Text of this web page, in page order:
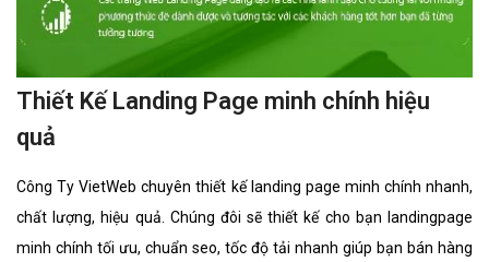
Thiết Kế Landing Page minh chính hiệu
quả
Công Ty VietWeb chuyên thiết kế landing page minh chính nhanh,
chất lượng, hiệu quả. Chúng đôi sẽ thiết kế cho bạn landingpage
minh chính tối ưu, chuẩn seo, tốc độ tải nhanh giúp bạn bán hàng